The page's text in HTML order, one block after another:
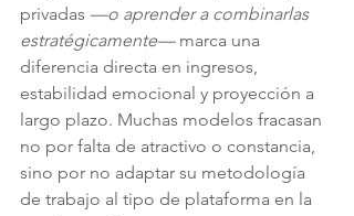
privadas —o aprender a combinarlas
estratégicamente— marca una
diferencia directa en ingresos,
estabilidad emocional y proyección a
largo plazo. Muchas modelos fracasan
no por falta de atractivo o constancia,
sino por no adaptar su metodología
de trabajo al tipo de plataforma en la